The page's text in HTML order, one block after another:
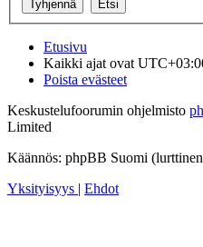
Etusivu
Kaikki ajat ovat
Poista evästeet
Keskustelufoorumin ohjelmisto
Limited
Käännös: phpBB Suomi
Yksityisyys | Ehdot